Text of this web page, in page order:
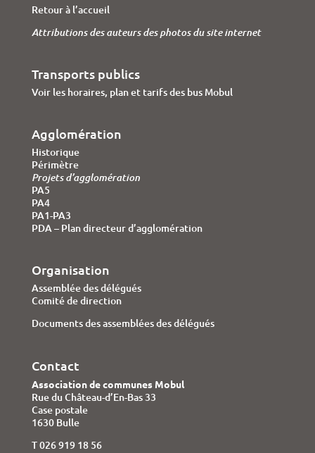
Retour à l’accueil
Attributions des auteurs des photos du site internet
Transports publics
Voir les horaires, plan et tarifs des bus Mobul
Agglomération
Historique
Périmètre
Projets d’agglomération
PA5
PA4
PA1-PA3
PDA – Plan directeur d’agglomération
Organisation
Assemblée des délégués
Comité de direction
Documents des assemblées des délégués
Contact
Association de communes Mobul
Rue du Château-d’En-Bas 33
Case postale
1630 Bulle
T 026 919 18 56